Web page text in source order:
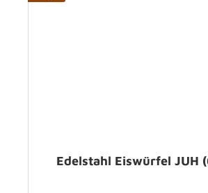
Edelstahl Eiswürfel JUH